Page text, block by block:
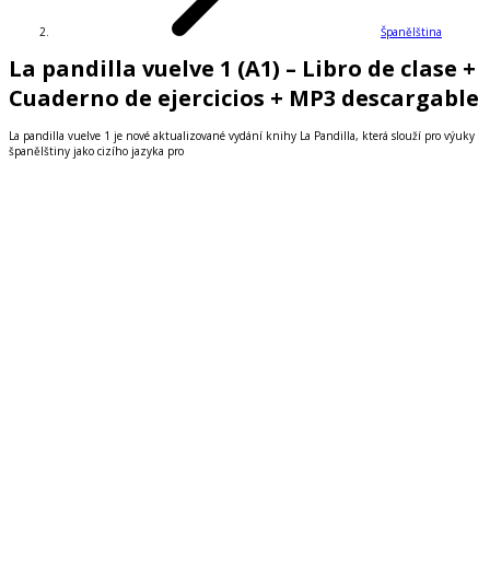
Španělština
La pandilla vuelve 1 (A1) – Libro de clase +
Cuaderno de ejercicios + MP3 descargable
La pandilla vuelve 1 je nové aktualizované vydání knihy La Pandilla, která slouží pro výuky
španělštiny jako cizího jazyka pro